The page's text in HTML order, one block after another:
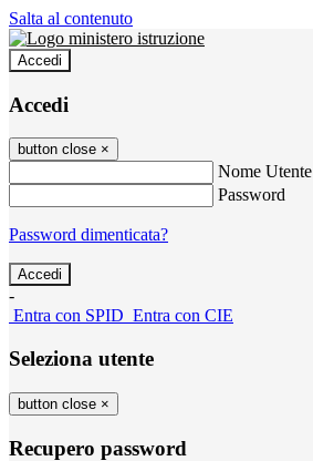
Salta al contenuto
Accedi
Accedi
button close ×
Nome Utente
Password
Password dimenticata?
-
Entra con SPID Entra con CIE
Seleziona utente
button close ×
Recupero password